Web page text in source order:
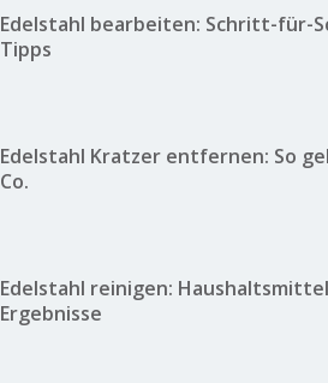
Edelstahl bearbeiten: Schritt-für-
Tipps
Edelstahl Kratzer entfernen: So
Co.
Edelstahl reinigen:
Ergebnisse